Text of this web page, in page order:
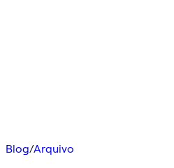
Blog/Arquivo